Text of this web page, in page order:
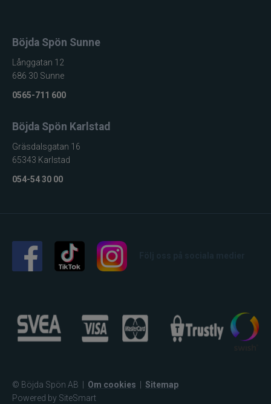
Böjda Spön Sunne
Långgatan 12
686 30 Sunne
0565-711 600
Böjda Spön Karlstad
Gräsdalsgatan 16
65343 Karlstad
054-54 30 00
© Böjda Spön AB Om cookies
Sitemap
Powered by SiteSmart